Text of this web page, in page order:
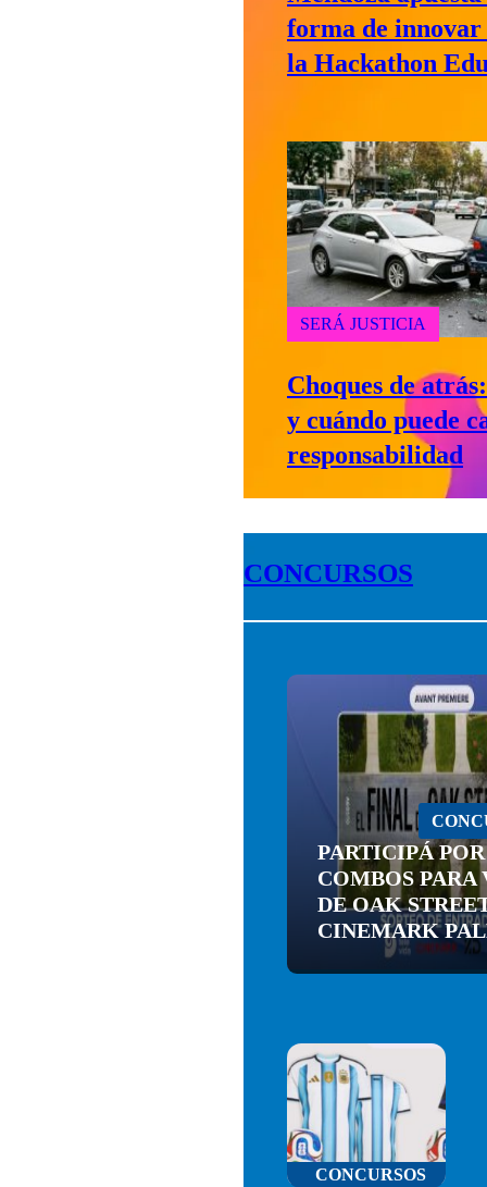
forma de innovar
la Hackathon
SERÁ JUSTICIA
Choques de
y cuándo puede
responsabilidad
CONCURSOS
PARTICIPÁ
COMBOS PARA
DE OAK
CINEMARK
CONCURSOS